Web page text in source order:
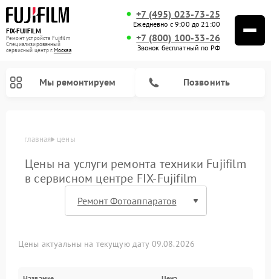
FIX-FUJIFILM
Ремонт устройств Fujifilm
Специализированный
cервисный центр г.Москва
+7 (495) 023-73-25
Ежедневно с 9:00 до 21:00
+7 (800) 100-33-26
Звонок бесплатный по РФ
Мы ремонтируем Позвонить
главная цены
Цены на услуги ремонта техники Fujifilm
в сервисном центре FIX-Fujifilm
Цены актуальны на текущую дату 09.08.2026